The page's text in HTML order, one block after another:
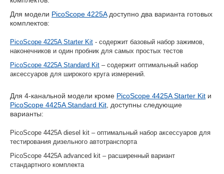
Для модели PicoScope 4225Aдоступно два варианта готовых
комплектов:
PicoScope 4225A Starter Kit - содержит базовый набор зажимов,
наконечников и один пробник для самых простых тестов
PicoScope 4225A Standard Kit – содержит оптимальный набор
аксессуаров для широкого круга измерений.
Для 4-канальной модели кроме PicoScope 4425A Starter Kit и
PicoScope 4425A Standard Kit , доступны следующие
варианты:
PicoScope 4425A diesel kit – оптимальный набор аксессуаров для
тестирования дизельного автотранспорта
PicoScope 4425A advanced kit – расширенный вариант
стандартного комплекта